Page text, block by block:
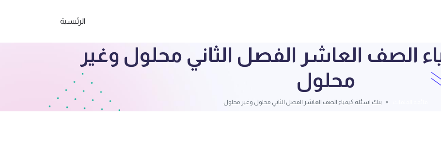
الرئيسية
الصف العاشر الفصل الثاني محلول وغير
محلول
بنك اسئلة كيمياء الصف العاشر الفصل الثاني محلول وغير محلول